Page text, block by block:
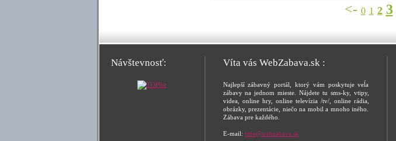
<- 0 1 2 3
Návštevnosť: Víta vás WebZabava.sk :
Najlepší zábavný portál, ktorý vám poskytuje veĺa
zábavy na jednom mieste. Nájdete tu sms-ky, vtipy,
videa, online hry, online televízia /tv/, online rádia,
obrázky, prezentácie, niečo na mobil a mnoho iného.
Zábava pre každého.
E-mail: info@webzabava.sk